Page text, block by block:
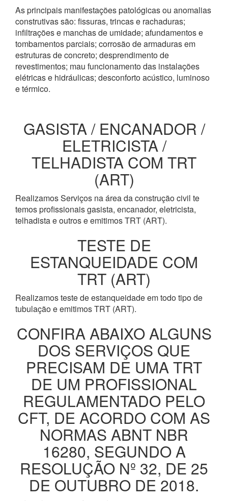
As principais manifestações patológicas ou anomalias
construtivas são: fissuras, trincas e rachaduras;
infiltrações e manchas de umidade; afundamentos e
tombamentos parciais; corrosão de armaduras em
estruturas de concreto; desprendimento de
revestimentos; mau funcionamento das instalações
elétricas e hidráulicas; desconforto acústico, luminoso
e térmico.
GASISTA / ENCANADOR /
ELETRICISTA /
TELHADISTA COM TRT
(ART)
Realizamos Serviços na área da construção civil te
temos profissionais gasista, encanador, eletricista,
telhadista e outros e emitimos TRT (ART).
TESTE DE
ESTANQUEIDADE COM
TRT (ART)
Realizamos teste de estanqueidade em todo tipo de
tubulação e emitimos TRT (ART).
CONFIRA ABAIXO ALGUNS
DOS SERVIÇOS QUE
PRECISAM DE UMA TRT
DE UM PROFISSIONAL
REGULAMENTADO PELO
CFT, DE ACORDO COM AS
NORMAS ABNT NBR
16280, SEGUNDO A
RESOLUÇÃO Nº 32, DE 25
DE OUTUBRO DE 2018.